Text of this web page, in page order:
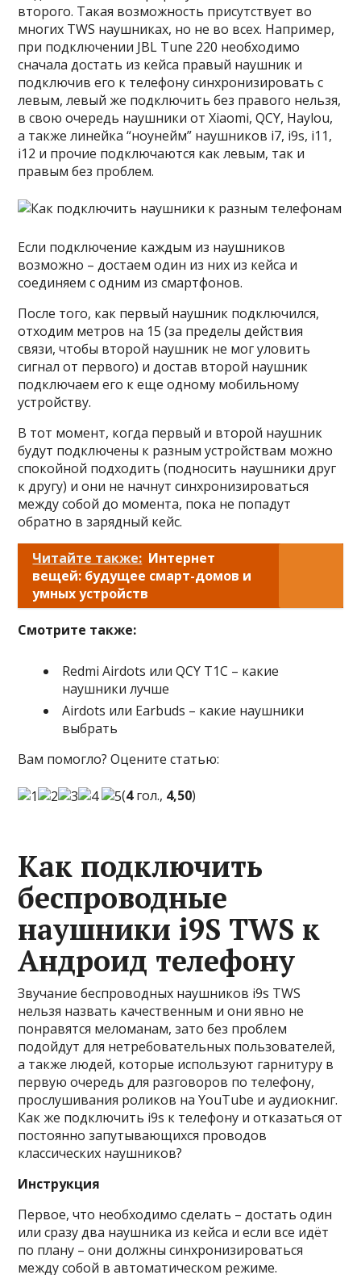
второго. Такая возможность присутствует во
многих TWS наушниках, но не во всех. Например,
при подключении JBL Tune 220 необходимо
сначала достать из кейса правый наушник и
подключив его к телефону синхронизировать с
левым, левый же подключить без правого нельзя,
в свою очередь наушники от Xiaomi, QCY, Haylou,
а также линейка “ноунейм” наушников i7, i9s, i11,
i12 и прочие подключаются как левым, так и
правым без проблем.
Если подключение каждым из наушников
возможно – достаем один из них из кейса и
соединяем с одним из смартфонов.
После того, как первый наушник подключился,
отходим метров на 15 (за пределы действия
связи, чтобы второй наушник не мог уловить
сигнал от первого) и достав второй наушник
подключаем его к еще одному мобильному
устройству.
В тот момент, когда первый и второй наушник
будут подключены к разным устройствам можно
спокойной подходить (подносить наушники друг
к другу) и они не начнут синхронизироваться
между собой до момента, пока не попадут
обратно в зарядный кейс.
Читайте также: Интернет
вещей: будущее смарт-домов и
умных устройств
Смотрите также:
Redmi Airdots или QCY T1C – какие
наушники лучше
Airdots или Earbuds – какие наушники
выбрать
Вам помогло? Оцените статью:
(4гол., 4,50)
Как подключить
беспроводные
наушники i9S TWS к
Андроид телефону
Звучание беспроводных наушников i9s TWS
нельзя назвать качественным и они явно не
понравятся меломанам, зато без проблем
подойдут для нетребовательных пользователей,
а также людей, которые используют гарнитуру в
первую очередь для разговоров по телефону,
прослушивания роликов на YouTube и аудиокниг.
Как же подключить i9s к телефону и отказаться от
постоянно запутывающихся проводов
классических наушников?
Инструкция
Первое, что необходимо сделать – достать один
или сразу два наушника из кейса и если все идёт
по плану – они должны синхронизироваться
между собой в автоматическом режиме.